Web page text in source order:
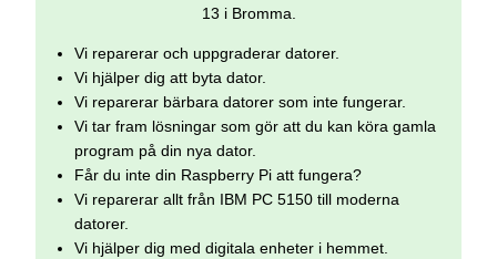
13 i Bromma.
Vi reparerar och uppgraderar datorer.
Vi hjälper dig att byta dator.
Vi reparerar bärbara datorer som inte fungerar.
Vi tar fram lösningar som gör att du kan köra gamla
program på din nya dator.
Får du inte din Raspberry Pi att fungera?
Vi reparerar allt från IBM PC 5150 till moderna
datorer.
Vi hjälper dig med digitala enheter i hemmet.